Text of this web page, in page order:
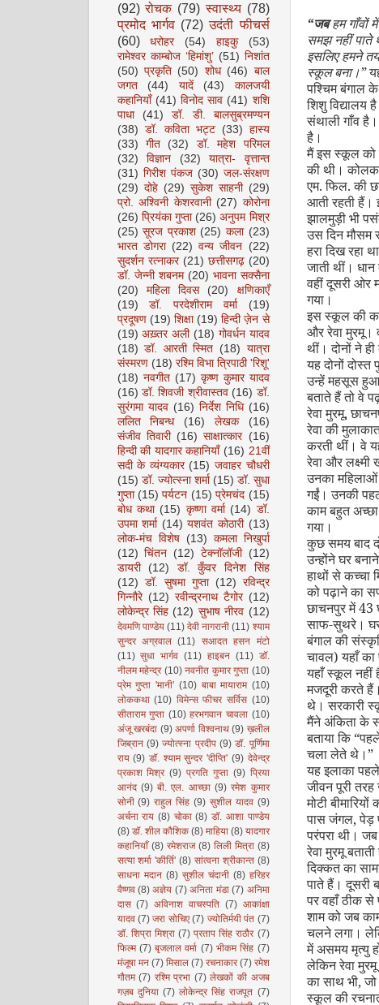
“जबहम गाँवों
समझ नहीं पाते
इसलिए हमने
स्कूल बना।”
पश्चिम बंगाल
शिशु विद्यालय
संथाली गाँव
है।
मैं इस स्कूल को
की थी।
एम. फिल. की
आती रहती हैं।
झालमुड़ी भी
उस दिन मौसम
हरा दिख रहा
जाती थीं।
वहीं दूसरी ओर
गया।
इस स्कूल की
और रेवा मुरमू।
थीं। दोनों ने
यह दोनों
उन्हें महसूस हुआ
बताते हैं तो वे
रेवा मुरमू,
रेवा की
करती थीं। वे
रेवा और लक्ष्मी
उनका
गईं। उनकी
काम बहुत
गया।
कुछ समय बाद
उन्होंने घर
हाथों से कच्चा
को पढ़ाने का
छाचनपुर में 43
साफ-सुथरे।
बंगाल की
चावल) यहाँ का
यहाँ स्कूल नहीं
मजदूरी करते
थे। सरकारी
मैंने अंकिता के
बताया कि“
चला लेते थे।”
यह इलाका
जीवन पूरी
मोटी
पास जंगल,पेड़
परंपरा थी।
रेवा मुरमू
दिक्कत का
पाते हैं। दूसरी
पर वहाँ ठीक से
शाम को जब
चलने लगा।
में असमय मृत्यु
लेकिन रेवा
का साथ भी,
स्कूल की
(92) रोचक (79) स्वास्थ्य (78)
प्रमोद भार्गव (72) उदंती फीचर्स
(60)
धरोहर (54) हाइकु
(53)
रामेश्वर काम्बोज ‘हिमांशु’ (51) निशांत
(50) प्रकृति (50) शोध (46) बाल
जगत
(44) यादें (43)
कालजयी
कहानियाँ (41) विनोद साव (41) शशि
पाधा
(41)
डॉ. डी. बालसुब्रमण्यन
(38) डॉ. कविता भट्ट (33) हास्य
(33)
गीत (32)
डॉ. महेश परिमल
(32)
विज्ञान (32)
यात्रा- वृत्तान्त
(31) गिरीश पंकज (30) जल-संरक्षण
(29) दोहे (29) सुकेश साहनी (29)
प्रो. अश्विनी केशरवानी (27) कोरोना
(26) प्रियंका गुप्ता (26) अनुपम मिश्र
(25) सूरज प्रकाश (25) कला (23)
भारत डोगरा (22) वन्य जीवन (22)
सुदर्शन रत्नाकर (21) छत्तीसगढ़ (20)
डॉ. जेन्नी शबनम (20) भावना सक्सैना
(20)
महिला दिवस (20)
क्षणिकाएँ
(19)
डॉ. परदेशीराम वर्मा
(19)
प्रदूषण (19) शिक्षा (19) हिन्दी ज़ेन से
(19) अख़्तर अली (18) गोवर्धन यादव
(18) डॉ. आरती स्मित (18) यात्रा
संस्मरण (18) रश्मि विभा त्रिपाठी 'रिशू'
(18) नवगीत (17) कृष्ण कुमार यादव
(16) डॉ. शिवजी श्रीवास्तव (16) डॉ.
सुरंगमा यादव (16) निर्देश निधि (16)
ललित निबन्ध
(16) लेखक
(16)
संजीव तिवारी (16) साक्षात्कार (16)
हिन्दी की यादगार कहानियाँ (16) 21वीं
सदी के व्यंग्यकार (15) जवाहर चौधरी
(15) डॉ. ज्योत्स्ना शर्मा (15) डॉ. सुधा
गुप्ता (15) पर्यटन (15) प्रेमचंद (15)
बोध कथा (15) कृष्णा वर्मा (14) डॉ.
उपमा शर्मा (14) यशवंत कोठारी (13)
लोक-मंच विशेष
(13) कमला निखुर्पा
(12) चिंतन (12) टेक्नॉलॉजी
(12)
डायरी
(12)
डॉ. कुँवर दिनेश सिंह
(12) डॉ. सुषमा गुप्ता (12) रविन्द्र
गिन्नौरे (12) रवीन्द्रनाथ टैगोर (12)
लोकेन्द्र सिंह (12) सुभाष नीरव (12)
देवमणि पाण्डेय (11) देवी नागरानी (11) श्याम
सुन्दर अग्रवाल (11) सआदत हसन मंटो
(11) सुधा भार्गव (11) हाइबन (11) डॉ.
नीलम महेन्द्र (10) नवनीत कुमार गुप्ता (10)
प्रेम गुप्ता 'मानी’ (10) बाबा मायाराम (10)
लोककथा (10) विमेन्स फीचर सर्विस (10)
सीताराम गुप्ता (10) हरभगवान चावला (10)
अंजू खरबंदा (9) अपर्णा विश्वनाथ (9) ख़लील
जिब्रान (9) ज्योत्स्ना प्रदीप (9) डॉ. पूर्णिमा
राय (9) डॉ. श्याम सुन्दर 'दीप्ति' (9) देवेन्द्र
प्रकाश मिश्र (9) प्रगति गुप्ता (9) प्रिया
आनंद (9) बी. एल. आच्छा (9) रमेश कुमार
सोनी (9) राहुल सिंह (9) सुशील यादव (9)
अर्चना राय (8) चोका (8) डॉ. आशा पाण्डेय
(8) डॉ. शील कौशिक (8) माहिया (8) यादगार
कहानियाँ (8) रमेशराज (8) लिली मित्रा (8)
सत्या शर्मा 'कीर्ति' (8) सांत्वना श्रीकान्त (8)
साधना मदान (8) सुशील चंदानी (8) हरिहर
वैष्णव (8) अज्ञेय (7) अनिता मंडा (7) अनिमा
दास (7) अविनाश वाचस्पति (7) आकांक्षा
यादव (7) जरा सोचिए (7) ज्योतिर्मयी पंत (7)
डॉ. शिप्रा मिश्रा (7) प्रताप सिंह राठौर (7)
फिल्म (7) बृजलाल वर्मा (7) भीकम सिंह (7)
मंजूषा मन (7) मिसाल (7) रचनाकार (7) रमेश
गौतम (7) रश्मि प्रभा (7) लेखकों की अजब
गज़ब दुनिया (7) लोकेन्द्र सिंह राजपूत (7)